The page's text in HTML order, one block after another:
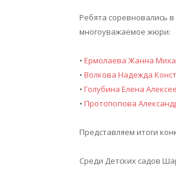
Ребята соревновались
многоуважаемое жюри:
• Ермолаева Жанна
• Волкова Надежда
• Голубина Елена
• Протопопова
Представляем итоги
Среди Детских садов